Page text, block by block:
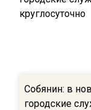
Собянин: в
городские